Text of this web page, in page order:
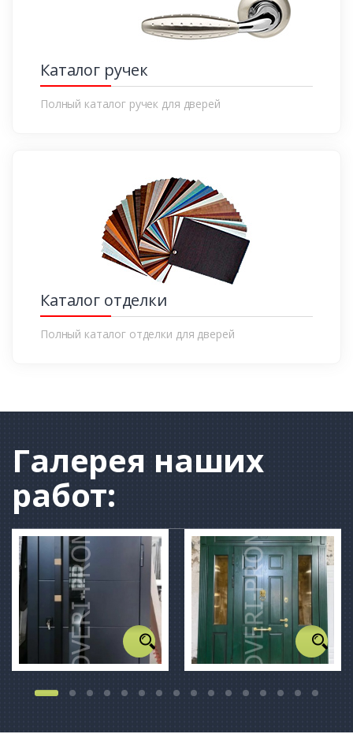
Каталог ручек
Полный каталог ручек для дверей
Каталог отделки
Полный каталог отделки для дверей
Галерея наших
работ: